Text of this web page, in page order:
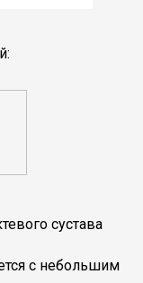
сустава
с небольшим